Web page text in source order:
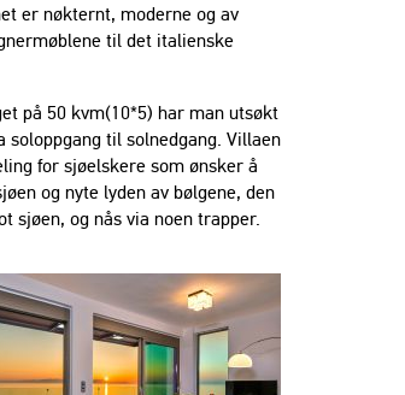
er nøkternt, moderne og av
til det italienske
på 50 kvm(10*5) har man utsøkt
til solnedgang. Villaen
for sjøelskere som ønsker å
og nyte lyden av bølgene, den
sjøen, og nås via noen trapper.